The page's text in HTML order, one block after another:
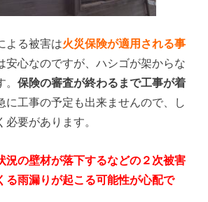
よる被害は火災保険が適用される事
安心なのですが、ハシゴが架からな
。保険の審査が終わるまで工事が着
に工事の予定も出来ませんので、し
要があります。
況の壁材が落下するなどの２次被害
る雨漏りが起こる可能性が心配で